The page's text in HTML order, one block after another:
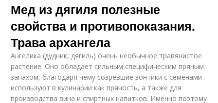
Мед из дягиля полезные
свойства и противопоказания.
Трава архангела
Ангелика (дудник, дягиль) очень необычное травянистое
растение. Оно обладает сильным специфическим пряным
запахом, благодаря чему созревшие зонтики с семенами
используют в кулинарии как пряность, а также для
производства вина и спиртных напитков. Именно поэтому